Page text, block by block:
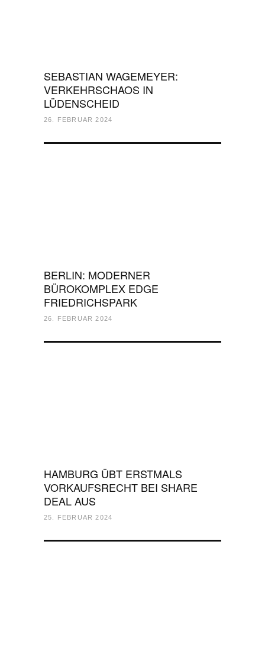
SEBASTIAN WAGEMEYER:
VERKEHRSCHAOS IN
LÜDENSCHEID
26. FEBRUAR 2024
BERLIN: MODERNER
BÜROKOMPLEX EDGE
FRIEDRICHSPARK
26. FEBRUAR 2024
HAMBURG ÜBT ERSTMALS
VORKAUFSRECHT BEI SHARE
DEAL AUS
25. FEBRUAR 2024